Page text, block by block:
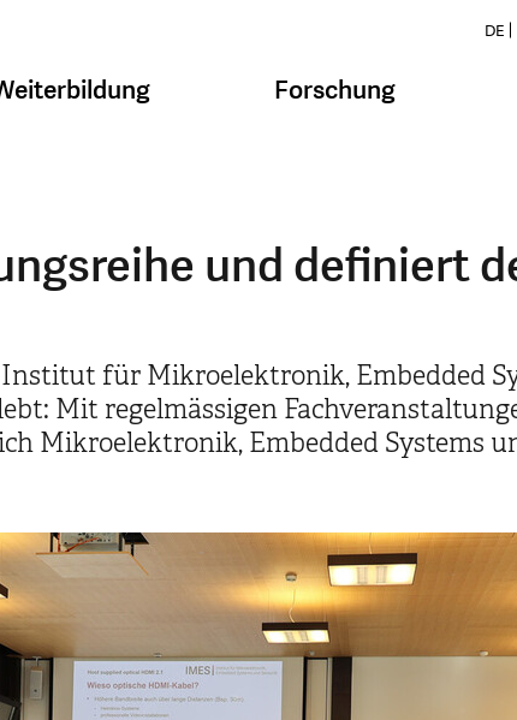
DE
Forschung
und definiert
für Mikroelektronik, Embedded
Mit regelmässigen
Mikroelektronik, Embedded Systems